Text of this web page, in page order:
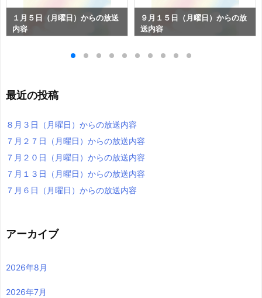
１月５日（月曜日）からの放送
内容
９月１５日（月曜日）からの放
送内容
最近の投稿
８月３日（月曜日）からの放送内容
７月２７日（月曜日）からの放送内容
７月２０日（月曜日）からの放送内容
７月１３日（月曜日）からの放送内容
７月６日（月曜日）からの放送内容
アーカイブ
2026年8月
2026年7月